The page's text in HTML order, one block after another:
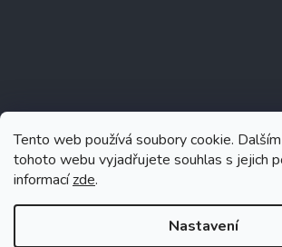
Tento web používá soubory cookie.
tohoto webu vyjadřujete souhlas s jejich
informacízde.
Nastavení
Sledovat na Instagramu